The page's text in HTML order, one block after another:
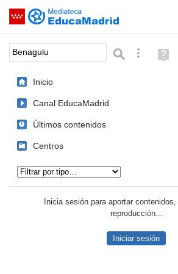
Saltar navegación
Palabra o frase: BúsquedaAyuda
(en
Inicio
Canal EducaMadrid
Últimos contenidos
Centros
Inicia sesión para aportar
reproducción...
Iniciar sesión